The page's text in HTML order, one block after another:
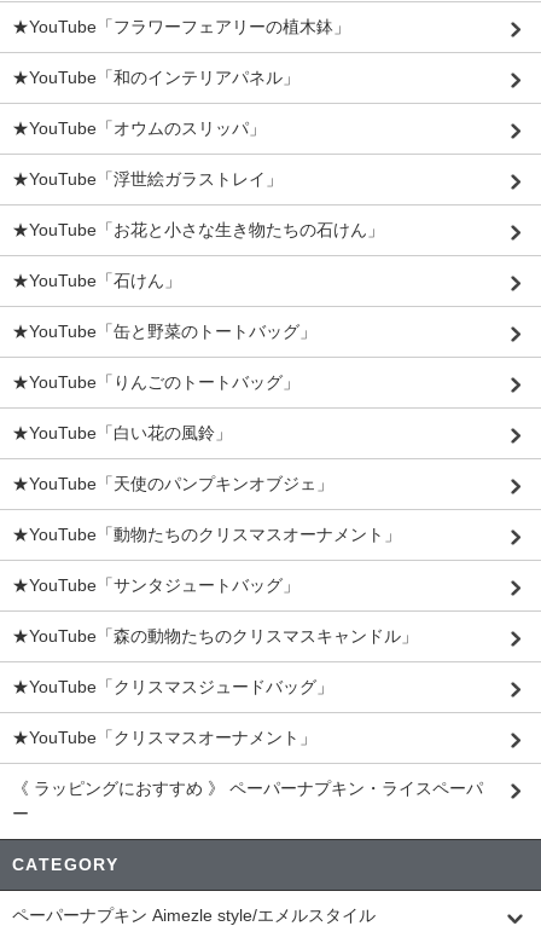
★YouTube「フラワーフェアリーの植木鉢」
★YouTube「和のインテリアパネル」
★YouTube「オウムのスリッパ」
★YouTube「浮世絵ガラストレイ」
★YouTube「お花と小さな生き物たちの石けん」
★YouTube「石けん」
★YouTube「缶と野菜のトートバッグ」
★YouTube「りんごのトートバッグ」
★YouTube「白い花の風鈴」
★YouTube「天使のパンプキンオブジェ」
★YouTube「動物たちのクリスマスオーナメント」
★YouTube「サンタジュートバッグ」
★YouTube「森の動物たちのクリスマスキャンドル」
★YouTube「クリスマスジュードバッグ」
★YouTube「クリスマスオーナメント」
《 ラッピングにおすすめ 》 ペーパーナプキン・ライスペーパ
ー
CATEGORY
ペーパーナプキン Aimezle style/エメルスタイル